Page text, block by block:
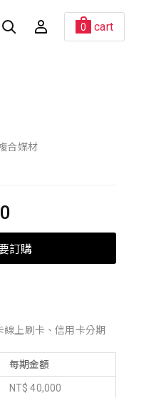
0 cart
合媒材
訂購
上刷卡、信用卡分期
每期金額
NT$ 40,000